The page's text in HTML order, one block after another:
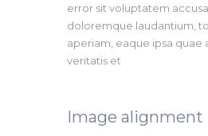
error sit voluptatem
doloremque laudantium,
aperiam, eaque ipsa quae
veritatis et
Image alignment